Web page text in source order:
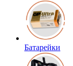
Батарейки